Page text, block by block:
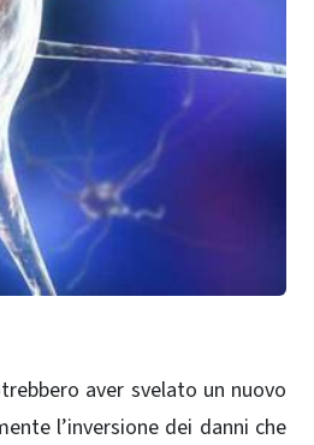
aver svelato un nuovo
l’inversione dei danni che